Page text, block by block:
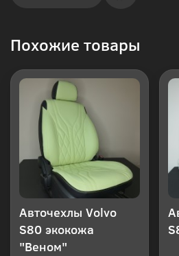
Похожие товары
Авточехлы Volvo
S80 экокожа
"Веном"